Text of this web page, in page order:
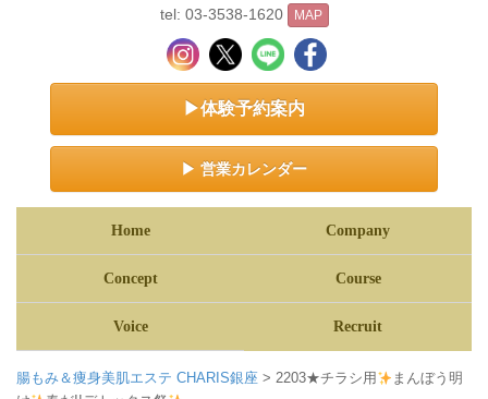
tel: 03-3538-1620 MAP
▶体験予約案内
▶ 営業カレンダー
Home Company
Concept Course
Voice Recruit
腸もみ＆痩身美肌エステ CHARIS銀座 > 2203★チラシ用
まんぼう明